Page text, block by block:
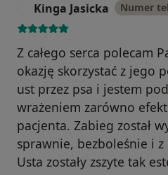
Kinga Jasicka Numer
Z całego serca polecam
okazję skorzystać z jego
ust przez psa i jestem
wrażeniem zarówno
pacjenta. Zabieg został
sprawnie, bezboleśnie i
Usta zostały zszyte tak